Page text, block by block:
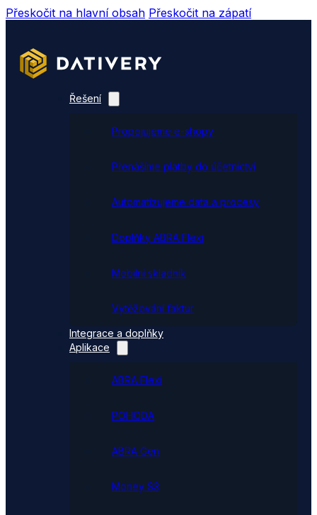
Přeskočit na hlavní obsah Přeskočit na zápatí
Řešení
Propojujeme e-shopy
Přenášíme platby do účetnictví
Automatizujeme data a procesy
Doplňky ABRA Flexi
Mobilní skladník
Vytěžování faktur
Integrace a doplňky
Aplikace
ABRA Flexi
POHODA
ABRA Gen
Money S3